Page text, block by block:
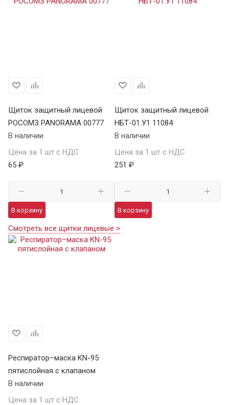
Щиток защитный лицевой
РОСОМЗ PANORAMA 00777
В наличии
Цена за 1 шт с НДС
65 ₽
В корзину
Щиток защитный лицевой
НБТ-01.У1 11084
В наличии
Цена за 1 шт с НДС
251 ₽
В корзину
Смотреть все щитки лицевые >
Респиратор–маска KN-95
пятислойная с клапаном
В наличии
Цена за 1 шт с НДС